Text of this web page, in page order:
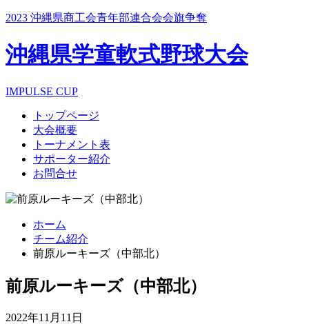
2023 沖縄県商工会青年部連合会会旗争奪
沖縄県学童軟式野球大会
IMPULSE CUP
トップページ
大会概要
トーナメント表
サポーター紹介
お問合せ
ホーム
チーム紹介
前原ルーキーズ（中部北）
前原ルーキーズ（中部北）
2022年11月11日